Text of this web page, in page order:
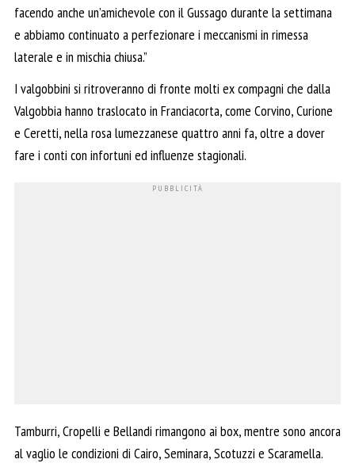
facendo anche un’amichevole con il Gussago durante la settimana
e abbiamo continuato a perfezionare i meccanismi in rimessa
laterale e in mischia chiusa.”
I valgobbini si ritroveranno di fronte molti ex compagni che dalla
Valgobbia hanno traslocato in Franciacorta, come Corvino, Curione
e Ceretti, nella rosa lumezzanese quattro anni fa, oltre a dover
fare i conti con infortuni ed influenze stagionali.
Tamburri, Cropelli e Bellandi rimangono ai box, mentre sono ancora
al vaglio le condizioni di Cairo, Seminara, Scotuzzi e Scaramella.